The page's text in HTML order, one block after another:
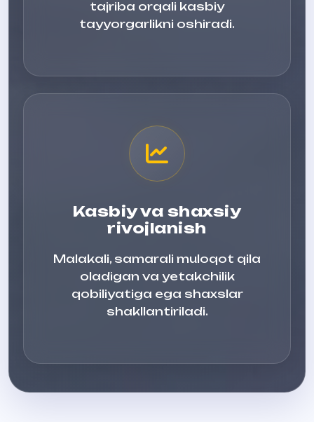
tajriba orqali kasbiy
tayyorgarlikni oshiradi.
Kasbiy va shaxsiy
rivojlanish
Malakali, samarali muloqot qila
oladigan va yetakchilik
qobiliyatiga ega shaxslar
shakllantiriladi.